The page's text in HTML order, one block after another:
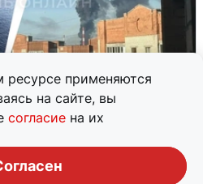
применяются
на сайте, вы
согласие на их
на Ярославль: